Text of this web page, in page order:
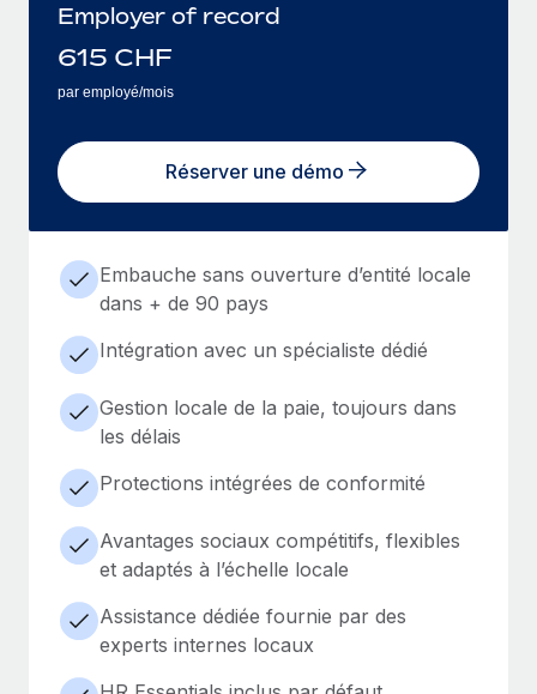
Employer of record
615 CHF
par employé/mois
Réserver une démo
Embauche sans ouverture d’entité locale
dans + de 90 pays
Intégration avec un spécialiste dédié
Gestion locale de la paie, toujours dans
les délais
Protections intégrées de conformité
Avantages sociaux compétitifs, flexibles
et adaptés à l’échelle locale
Assistance dédiée fournie par des
experts internes locaux